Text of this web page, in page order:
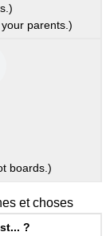
parents.)
boards.)
et choses
?